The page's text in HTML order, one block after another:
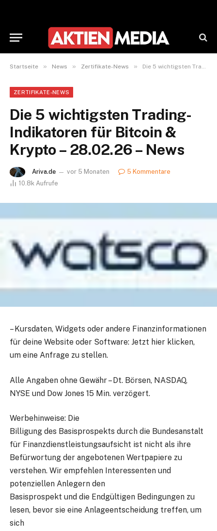
Startseite » News » Zertifikate-News » Die 5 wichtigsten Trading-Indikatoren für Bitcoin & Krypto – 28.02.26 – News
ZERTIFIKATE-NEWS
Die 5 wichtigsten Trading-
Indikatoren für Bitcoin &
Krypto – 28.02.26 – News
Ariva.de vor 5 Monaten
5 Kommentare
10.8k Aufrufe
–Kursdaten, Widgets oder andere Finanzinformationen
für deine Website oder Software: Jetzt hier klicken,
um eine Anfrage zu stellen.
Alle Angaben ohne Gewähr – Dt. Börsen, NASDAQ,
NYSE und Dow Jones 15 Min. verzögert.
Werbehinweise: Die
Billigung des Basisprospekts durch die Bundesanstalt
für Finanzdienstleistungsaufsicht ist nicht als ihre
Befürwortung der angebotenen Wertpapiere zu
verstehen. Wir empfehlen Interessenten und
potenziellen Anlegern den
Basisprospekt und die Endgültigen Bedingungen zu
lesen, bevor sie eine Anlageentscheidung treffen, um
sich